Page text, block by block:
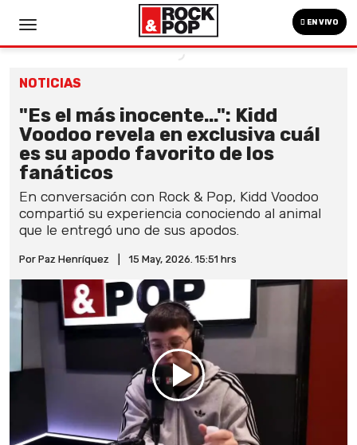
EN VIVO
NOTICIAS
"Es el más inocente...": Kidd
Voodoo revela en exclusiva cuál
es su apodo favorito de los
fanáticos
En conversación con Rock & Pop, Kidd Voodoo
compartió su experiencia conociendo al animal
que le entregó uno de sus apodos.
Por Paz Henríquez 15 May, 2026. 15:51 hrs